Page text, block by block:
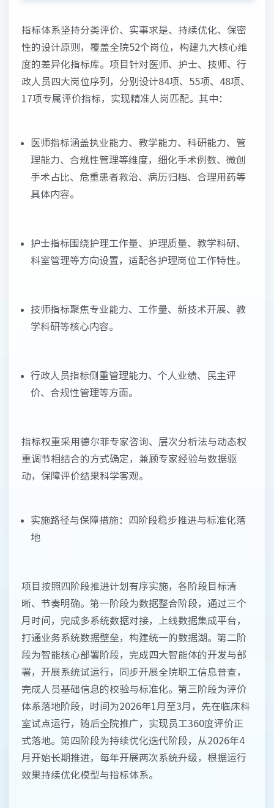
指标体系坚持分类评价、实事求是、持续优化、保密
性的设计原则，覆盖全院52个岗位，构建九大核心维
度的差异化指标库。项目针对医师、护士、技师、行
政人员四大岗位序列，分别设计84项、55项、48项、
17项专属评价指标，实现精准人岗匹配。其中：
医师指标涵盖执业能力、教学能力、科研能力、管
理能力、合规性管理等维度，细化手术例数、微创
手术占比、危重患者救治、病历归档、合理用药等
具体内容。
护士指标围绕护理工作量、护理质量、教学科研、
科室管理等方向设置，适配各护理岗位工作特性。
技师指标聚焦专业能力、工作量、新技术开展、教
学科研等核心内容。
行政人员指标侧重管理能力、个人业绩、民主评
价、合规性管理等方面。
指标权重采用德尔菲专家咨询、层次分析法与动态权
重调节相结合的方式确定，兼顾专家经验与数据驱
动，保障评价结果科学客观。
实施路径与保障措施：四阶段稳步推进与标准化落
地
项目按照四阶段推进计划有序实施，各阶段目标清
晰、节奏明确。第一阶段为数据整合阶段，通过三个
月时间，完成多系统数据对接，上线数据集成平台，
打通业务系统数据壁垒，构建统一的数据湖。第二阶
段为智能核心部署阶段，完成四大智能体的开发与部
署，开展系统试运行，同步开展全院职工信息普查，
完成人员基础信息的校验与标准化。第三阶段为评价
体系落地阶段，时间为2026年1月至3月，先在临床科
室试点运行，随后全院推广，实现员工360度评价正
式落地。第四阶段为持续优化迭代阶段，从2026年4
月开始长期推进，每年开展两次系统升级，根据运行
效果持续优化模型与指标体系。